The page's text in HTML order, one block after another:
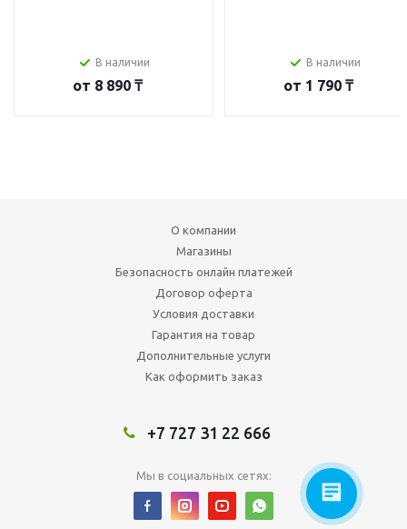
В наличии
от 8 890 ₸
В наличии
от 1 790 ₸
О компании
Магазины
Безопасность онлайн платежей
Договор оферта
Условия доставки
Гарантия на товар
Дополнительные услуги
Как оформить заказ
+7 727 31 22 666
Мы в социальных сетях: